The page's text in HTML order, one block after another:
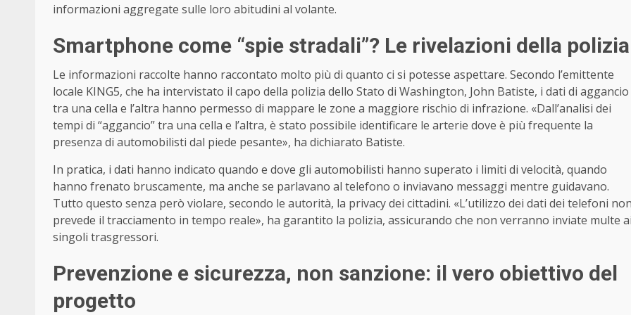
informazioni aggregate sulle loro abitudini al volante.
Smartphone come “spie stradali”? Le rivelazioni della polizia
Le informazioni raccolte hanno raccontato molto più di quanto ci si potesse aspettare. Secondo l’emittente
locale KING5, che ha intervistato il capo della polizia dello Stato di Washington, John Batiste, i dati di aggancio
tra una cella e l’altra hanno permesso di mappare le zone a maggiore rischio di infrazione. «Dall’analisi dei
tempi di “aggancio” tra una cella e l’altra, è stato possibile identificare le arterie dove è più frequente la
presenza di automobilisti dal piede pesante», ha dichiarato Batiste.
In pratica, i dati hanno indicato quando e dove gli automobilisti hanno superato i limiti di velocità, quando
hanno frenato bruscamente, ma anche se parlavano al telefono o inviavano messaggi mentre guidavano.
Tutto questo senza però violare, secondo le autorità, la privacy dei cittadini. «L’utilizzo dei dati dei telefoni
prevede il tracciamento in tempo reale», ha garantito la polizia, assicurando che non verranno inviate multe
singoli trasgressori.
Prevenzione e sicurezza, non sanzione: il vero obiettivo del
progetto